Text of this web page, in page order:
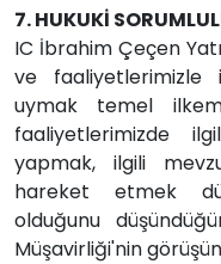
7. HUKUKİ
IC İbrahim Çeçen
ve faaliyetlerimizle
uymak temel
faaliyetlerimizde
yapmak, ilgili
hareket etmek
olduğunu
Müşavirliği'nin